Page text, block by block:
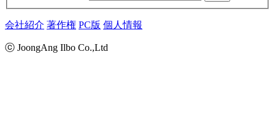
会社紹介 著作権 PC版 個人情報
ⓒ JoongAng Ilbo Co.,Ltd